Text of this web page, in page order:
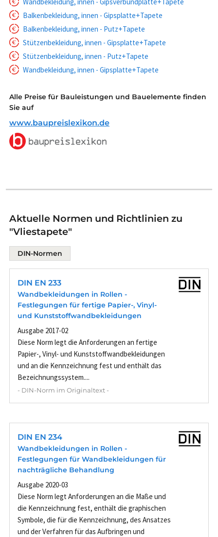
Wandbekleidung, innen - Gipsverbundplatte+Tapete
Balkenbekleidung, innen - Gipsplatte+Tapete
Balkenbekleidung, innen - Putz+Tapete
Stützenbekleidung, innen - Gipsplatte+Tapete
Stützenbekleidung, innen - Putz+Tapete
Wandbekleidung, innen - Gipsplatte+Tapete
Alle Preise für Bauleistungen und Bauelemente finden
Sie auf
www.baupreislexikon.de
Aktuelle Normen und Richtlinien zu
"Vliestapete"
DIN-Normen
DIN EN 233
Wandbekleidungen in Rollen -
Festlegungen für fertige Papier-, Vinyl-
und Kunststoffwandbekleidungen
Ausgabe 2017-02
Diese Norm legt die Anforderungen an fertige
Papier-, Vinyl- und Kunststoffwandbekleidungen
und an die Kennzeichnung fest und enthält das
Bezeichnungssystem....
- DIN-Norm im Originaltext -
DIN EN 234
Wandbekleidungen in Rollen -
Festlegungen für Wandbekleidungen für
nachträgliche Behandlung
Ausgabe 2020-03
Diese Norm legt Anforderungen an die Maße und
die Kennzeichnung fest, enthält die graphischen
Symbole, die für die Kennzeichnung, des Ansatzes
und der Verfahren für das Aufbringen und